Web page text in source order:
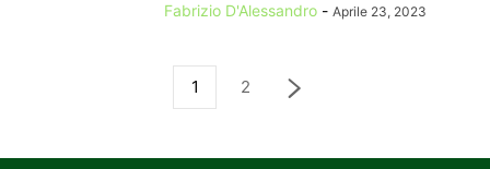
Fabrizio D'Alessandro - Aprile 23, 2023
1 2